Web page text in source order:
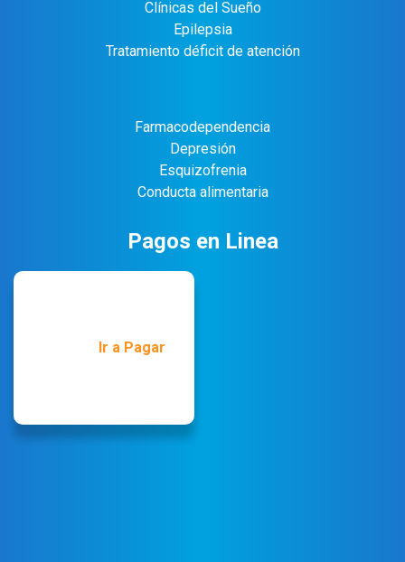
Clínicas del Sueño
Epilepsia
Tratamiento déficit de atención
Farmacodependencia
Depresión
Esquizofrenia
Conducta alimentaria
Pagos en Linea
Ir a Pagar